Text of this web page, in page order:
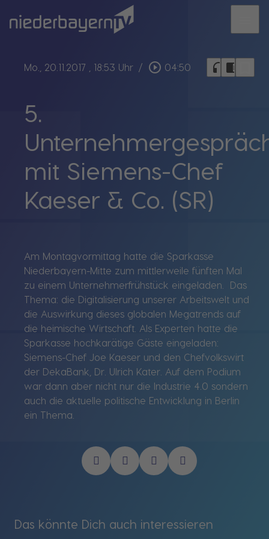
Mo., 20.11.2017 , 18:53 Uhr / play_circle_outline 04:50 headphones chrome_reader_mode
5.
mit Siemens-Chef
Kaeser & Co. (SR)
Am Montagvormittag hatte die Sparkasse
Niederbayern-Mitte zum mittlerweile fünften Mal
zu einem Unternehmerfrühstück eingeladen. Das
Thema: die Digitalisierung unserer Arbeitswelt und
die Auswirkung dieses globalen Megatrends auf
die heimische Wirtschaft. Als Experten hatte die
Sparkasse hochkarätige Gäste eingeladen:
Siemens-Chef Joe Kaeser und den Chefvolkswirt
der DekaBank, Dr. Ulrich Kater. Auf dem Podium
war dann aber nicht nur die Industrie 4.0 sondern
auch die aktuelle politische Entwicklung in Berlin
ein Thema.
Das könnte Dich auch interessieren